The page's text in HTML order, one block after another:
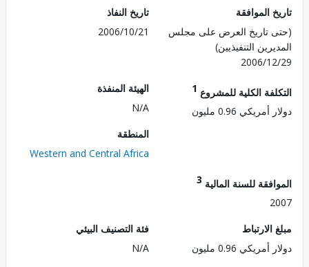
الموافقة
تاريخ العرض على مجلس
التنفيذيين)
2006/
تاريخ النفاذ
2006/10/21
الكلية للمشروع1
0.96 مليون
الهيئة المنفذة
Western and Central Africa
للسنة المالية3
0.96 مليون
فئة التصنيف البيئي